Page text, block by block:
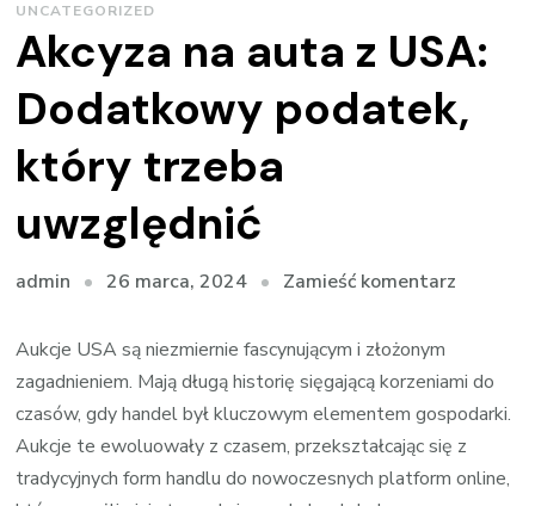
UNCATEGORIZED
Akcyza na auta z USA:
Dodatkowy podatek,
który trzeba
uwzględnić
admin 26 marca, 2024 Zamieść komentarz
na
auta
z
USA:
Aukcje USA są niezmiernie fascynującym i złożonym
zagadnieniem. Mają długą historię sięgającą korzeniami do
czasów, gdy handel był kluczowym elementem gospodarki.
Aukcje te ewoluowały z czasem, przekształcając się z
tradycyjnych form handlu do nowoczesnych platform online,